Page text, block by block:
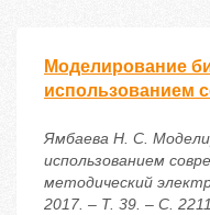
Моделирование
использованием
Ямбаева Н. С.
использованием
методический
2017. – Т. 39. – С.